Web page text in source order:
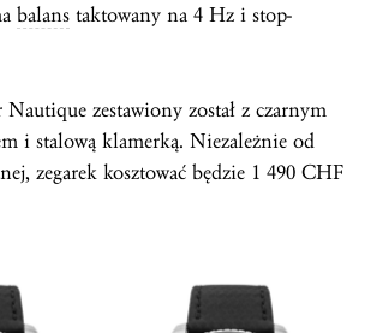
balans taktowany na 4 Hz i stop-
zestawiony został z czarnym
i stalową klamerką. Niezależnie od
zegarek kosztować będzie 1 490 CHF